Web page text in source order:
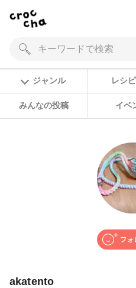
ジャンル レシ
みんなの投稿 イベ
akatento